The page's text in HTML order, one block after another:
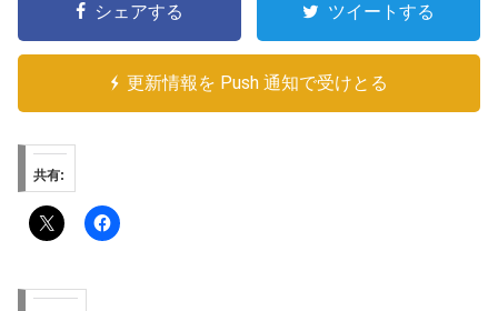
シェアする ツイートする
更新情報を Push 通知で受けとる
共有: